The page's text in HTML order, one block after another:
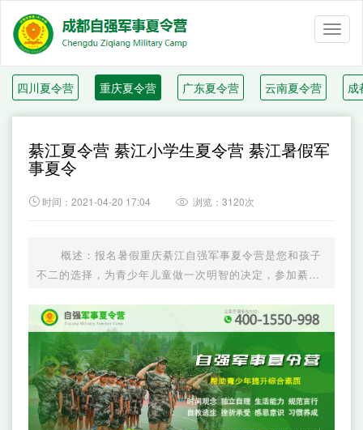
四川夏令营 重庆夏令营 广东夏令营 云南夏令营 成
綦江夏令营 綦江小学生夏令营 綦江暑假军
事夏令
 时间：2021-04-20 17:04  浏览：3120次
概述：报名暑假重庆綦江自强军事夏令营是您和孩子
不二的选择，为青少年儿童做一次明智的决定，参加綦江